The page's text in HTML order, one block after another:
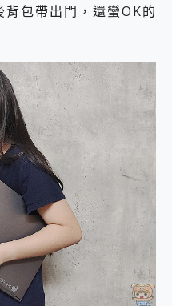
包帶出門，還蠻OK的